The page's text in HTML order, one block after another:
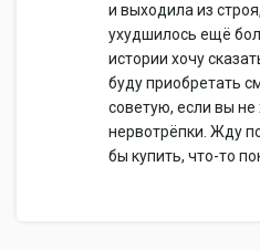
и выходила из
ухудшилось ещё
истории хочу
буду приобретать
советую, если вы
нервотрёпки. Жду
бы купить, что-то